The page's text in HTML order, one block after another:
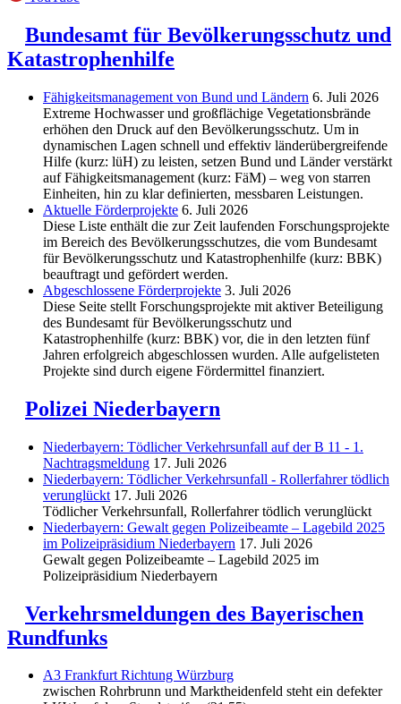
Bundesamt für Bevölkerungsschutz und
Katastrophenhilfe
Fähigkeitsmanagement von Bund und Ländern 6. Juli 2026
Extreme Hochwasser und großflächige Vegetationsbrände
erhöhen den Druck auf den Bevölkerungsschutz. Um in
dynamischen Lagen schnell und effektiv länderübergreifende
Hilfe (kurz: lüH) zu leisten, setzen Bund und Länder verstärkt
auf Fähigkeitsmanagement (kurz: FäM) – weg von starren
Einheiten, hin zu klar definierten, messbaren Leistungen.
Aktuelle Förderprojekte 6. Juli 2026
Diese Liste enthält die zur Zeit laufenden Forschungsprojekte
im Bereich des Be­völkerungs­schutzes, die vom Bundesamt
für Bevölkerungsschutz und Katastrophenhilfe (kurz: BBK)
beauftragt und gefördert werden.
Abgeschlos­sene Förderprojekte 3. Juli 2026
Diese Seite stellt Forschungsprojekte mit aktiver Beteiligung
des Bundesamt für Bevölkerungsschutz und
Katastrophenhilfe (kurz: BBK) vor, die in den letzten fünf
Jahren erfolgreich abgeschlossen wurden. Alle aufgelisteten
Projekte sind durch eigene Fördermittel finanziert.
Polizei Niederbayern
Niederbayern: Tödlicher Verkehrsunfall auf der B 11 - 1.
Nachtragsmeldung 17. Juli 2026
Niederbayern: Tödlicher Verkehrsunfall - Rollerfahrer tödlich
verunglückt 17. Juli 2026
Tödlicher Verkehrsunfall, Rollerfahrer tödlich verunglückt
Niederbayern: Gewalt gegen Polizeibeamte – Lagebild 2025
im Polizeipräsidium Niederbayern 17. Juli 2026
Gewalt gegen Polizeibeamte – Lagebild 2025 im
Polizeipräsidium Niederbayern
Verkehrsmeldungen des Bayerischen
Rundfunks
A3 Frankfurt Richtung Würzburg
zwischen Rohrbrunn und Marktheidenfeld steht ein defekter